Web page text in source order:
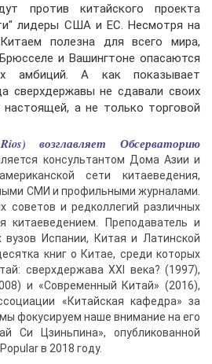
против китайского проекта
лидеры США и ЕС. Несмотря на
полезна для всего мира,
и Вашингтоне опасаются
амбиций. А как показывает
сверхдержавы не сдавали своих
а не только торговой
возглавляет Обсерваторию
консультантом Дома Азии и
сети китаеведения,
СМИ и профильными журналами.
советов и редколлегий различных
китаеведением. Преподаватель и
вузов Испании, Китая и Латинской
книг о Китае, среди которых
сверхдержава XXI века? (1997),
и «Современный Китай» (2016),
«Китайская кафедра» за
фокусируем наше внимание на его
Си Цзиньпина», опубликованной
в 2018 году.